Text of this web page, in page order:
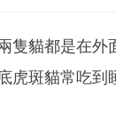
隻貓都是在外
虎斑貓常吃到